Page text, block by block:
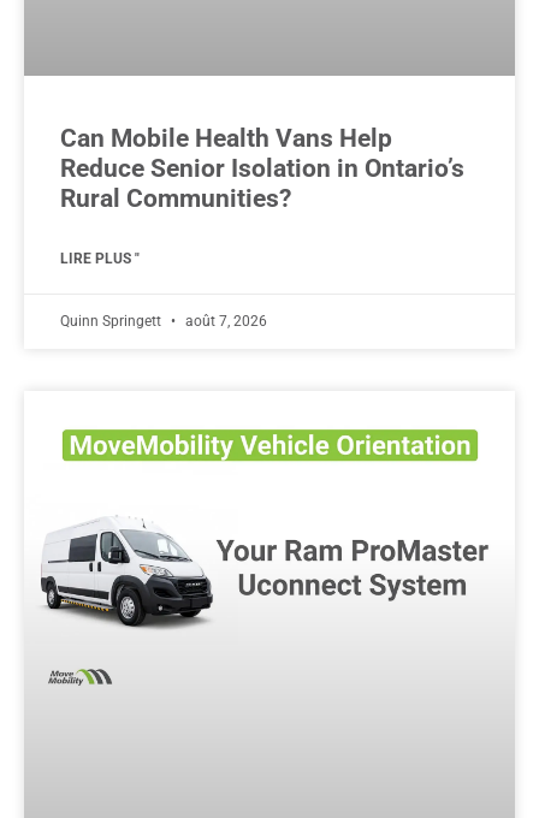
Can Mobile Health Vans Help
Reduce Senior Isolation in Ontario’s
Rural Communities?
LIRE PLUS "
Quinn Springett août 7, 2026